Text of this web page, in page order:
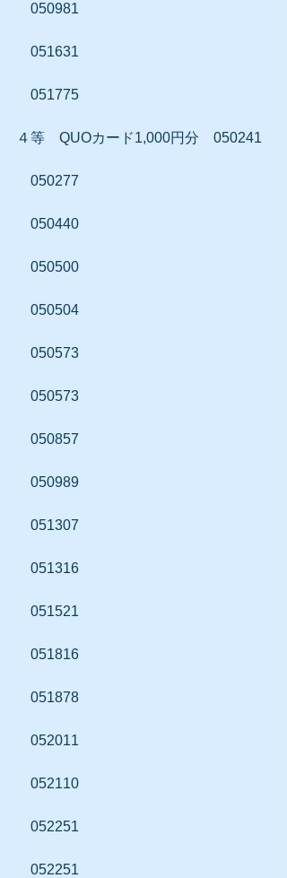
050981
051631
051775
４等　QUOカード1,000円分　050241
050277
050440
050500
050504
050573
050573
050857
050989
051307
051316
051521
051816
051878
052011
052110
052251
052251